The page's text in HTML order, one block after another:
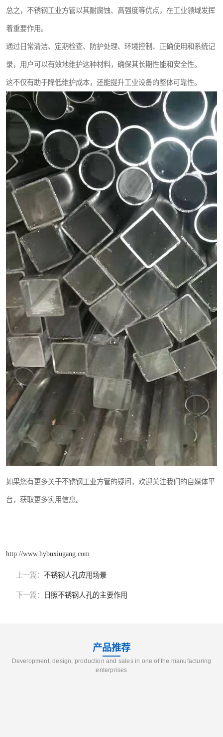
总之，不锈钢工业方管以其耐腐蚀、高强度等优点，在工业领域发挥
着重要作用。
通过日常清洁、定期检查、防护处理、环境控制、正确使用和系统记
录，用户可以有效地维护这种材料，确保其长期性能和安全性。
这不仅有助于降低维护成本，还能提升工业设备的整体可靠性。
如果您有更多关于不锈钢工业方管的疑问，欢迎关注我们的自媒体平
台，获取更多实用信息。
http://www.hybuxiugang.com
上一篇： 不锈钢人孔应用场景
下一篇： 日照不锈钢人孔的主要作用
产品推荐
Development, design, production and sales in one of the manufacturing
enterprises